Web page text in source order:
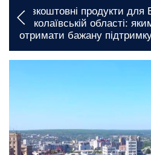
Безкоштовні продукти для
Миколаївській області:
отримати бажану підтримку